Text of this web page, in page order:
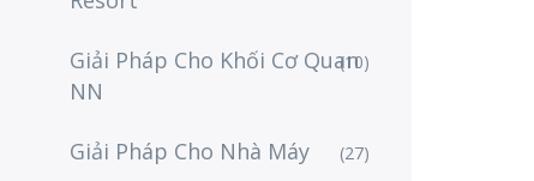
Giải Pháp Cho Khối Cơ Quan
NN
(10)
Giải Pháp Cho Nhà Máy (27)